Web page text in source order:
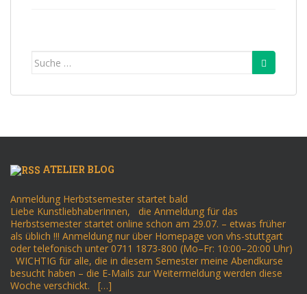
Suche
ATELIER BLOG
Anmeldung Herbstsemester startet bald
Liebe KunstliebhaberInnen, die Anmeldung für das
Herbstsemester startet online schon am 29.07. – etwas früher
als üblich !!! Anmeldung nur über Homepage von vhs-stuttgart
oder telefonisch unter 0711 1873-800 (Mo–Fr: 10:00–20:00 Uhr)
WICHTIG für alle, die in diesem Semester meine Abendkurse
besucht haben – die E-Mails zur Weitermeldung werden diese
Woche verschickt. […]